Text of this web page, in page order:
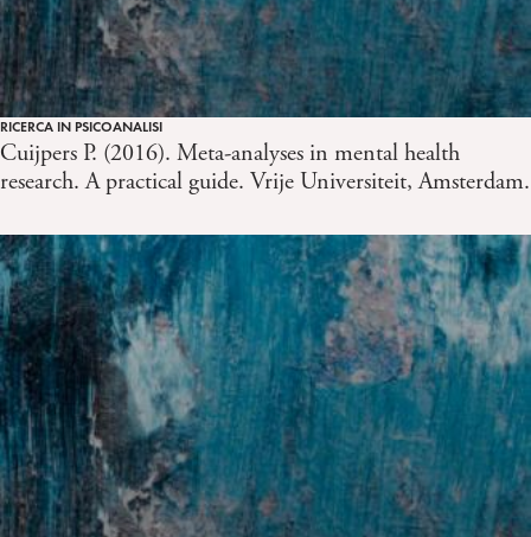
RICERCA IN PSICOANALISI
Cuijpers P. (2016). Meta-analyses in mental health
research. A practical guide. Vrije Universiteit, Amsterdam.